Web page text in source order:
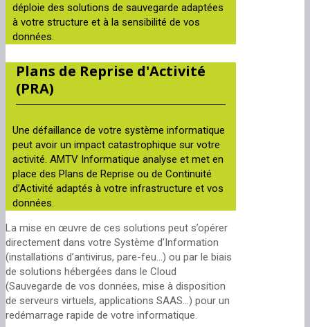
déploie des solutions de sauvegarde adaptées
à votre structure et à la sensibilité de vos
données.
Plans de Reprise d'Activité
(PRA)
Une défaillance de votre système informatique
peut avoir un impact catastrophique sur votre
activité. AMTV Informatique analyse et met en
place des Plans de Reprise ou de Continuité
d’Activité adaptés à votre infrastructure et vos
données.
La mise en œuvre de ces solutions peut s’opérer
directement dans votre Système d’Information
(installations d’antivirus, pare-feu…) ou par le biais
de solutions hébergées dans le Cloud
(Sauvegarde de vos données, mise à disposition
de serveurs virtuels, applications SAAS…) pour un
redémarrage rapide de votre informatique.